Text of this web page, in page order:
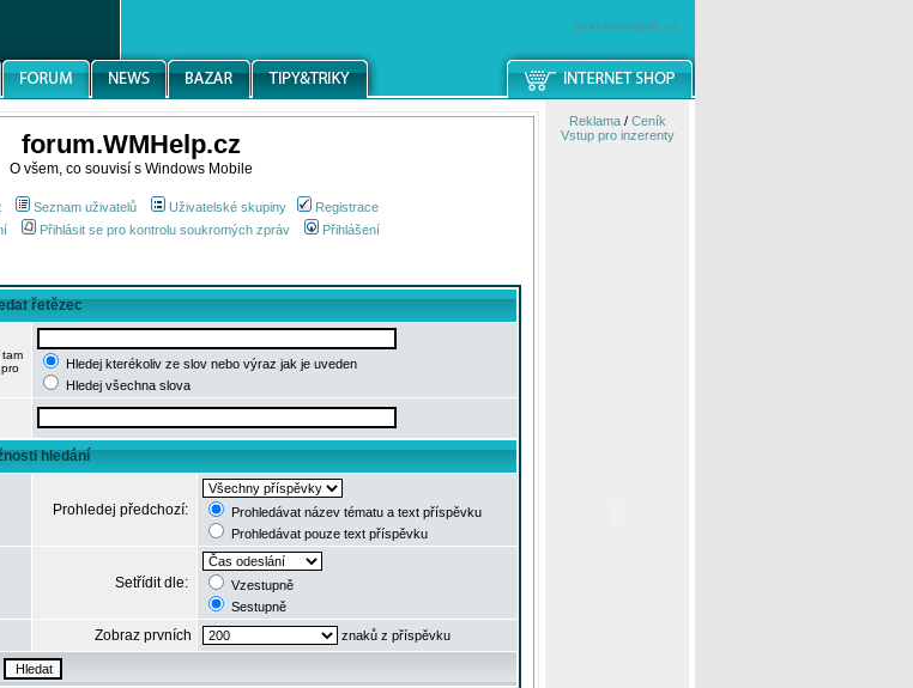
windowsmobile.cz
forum.WMHelp.cz
O všem, co souvisí s Windows Mobile
Seznam uživatelů Uživatelské skupiny
Registrace
Přihlásit se pro kontrolu soukromých zpráv Přihlášení
řetězec
Hledej kterékoliv ze slov nebo výraz jak je uveden
Hledej všechna slova
hledání
Prohledej předchozí:
Prohledávat název tématu a text příspěvku
Prohledávat pouze text příspěvku
Setřídit dle:
Vzestupně
Sestupně
Zobraz prvních znaků z příspěvku
Reklama/ Ceník
Vstup pro inzerenty